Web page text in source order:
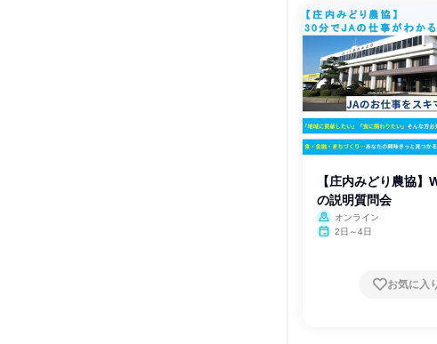
【庄内みどり農協】
の説明質問会
オンライン
2日～4日
お気に入